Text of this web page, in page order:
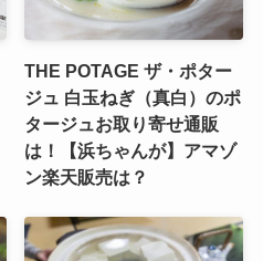
THE POTAGE ザ・ポター
ジュ 白玉ねぎ（真白）のポ
タージュお取り寄せ通販
は！【浜ちゃんが】アマゾ
ン楽天販売は？